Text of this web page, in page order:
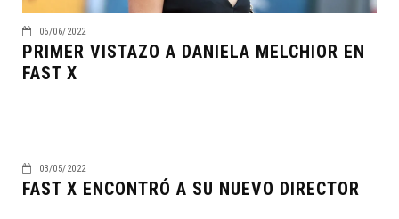
06/06/2022
PRIMER VISTAZO A DANIELA MELCHIOR EN
FAST X
03/05/2022
FAST X ENCONTRÓ A SU NUEVO DIRECTOR